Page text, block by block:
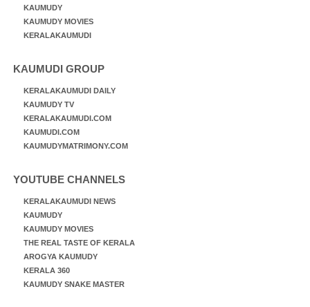
KAUMUDY
KAUMUDY MOVIES
KERALAKAUMUDI
KAUMUDI GROUP
KERALAKAUMUDI DAILY
KAUMUDY TV
KERALAKAUMUDI.COM
KAUMUDI.COM
KAUMUDYMATRIMONY.COM
YOUTUBE CHANNELS
KERALAKAUMUDI NEWS
KAUMUDY
KAUMUDY MOVIES
THE REAL TASTE OF KERALA
AROGYA KAUMUDY
KERALA 360
KAUMUDY SNAKE MASTER